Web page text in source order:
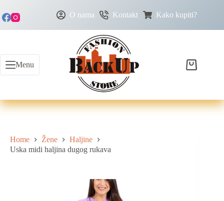
O nama Kontakt Kako kupiti?
Menu
Home Žene
Haljine
Uska midi haljina dugog rukava